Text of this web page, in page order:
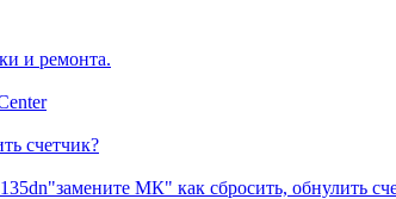
и ремонта.
счетчик?
МК" как сбросить, обнулить